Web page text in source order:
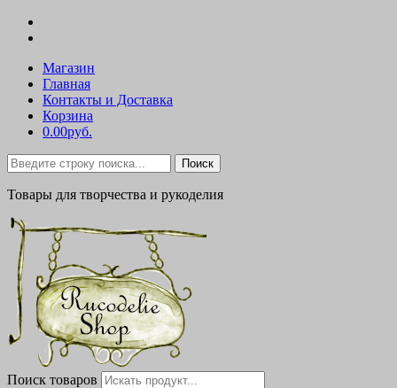
Магазин
Главная
Контакты и Доставка
Корзина
0.00руб.
Поиск
Товары для творчества и рукоделия
Поиск товаров